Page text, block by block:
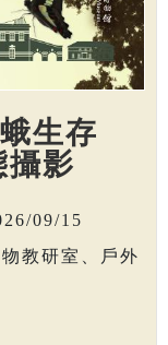
生存
影
09/15
教研室、戶外